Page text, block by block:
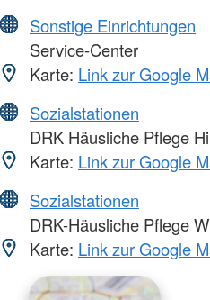
Sonstige Einrichtungen
Service-Center
Karte: Link zur Google
Sozialstationen
DRK Häusliche Pflege
Karte: Link zur Google
Sozialstationen
DRK-Häusliche Pflege
Karte: Link zur Google